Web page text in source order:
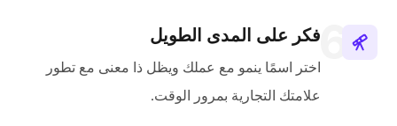
فكر على المدى الطويل
اختر اسمًا ينمو مع عملك ويظل ذا معنى مع تطور
علامتك التجارية بمرور الوقت.